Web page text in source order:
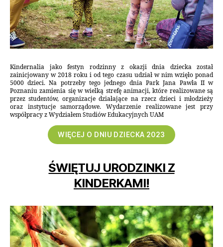
Kindernalia jako festyn rodzinny z okazji dnia dziecka został
zainicjowany w 2018 roku i od tego czasu udział w nim wzięło ponad
5000 dzieci. Na potrzeby tego jednego dnia Park Jana Pawła II w
Poznaniu zamienia się w wielką strefę animacji, które realizowane są
przez studentów, organizacje działające na rzecz dzieci i młodzieży
oraz instytucje samorządowe. Wydarzenie realizowane jest przy
współpracy z Wydziałem Studiów Edukacyjnych UAM
WIĘCEJ O DNIU DZIECKA 2023
ŚWIĘTUJ URODZINKI Z
KINDERKAMI!